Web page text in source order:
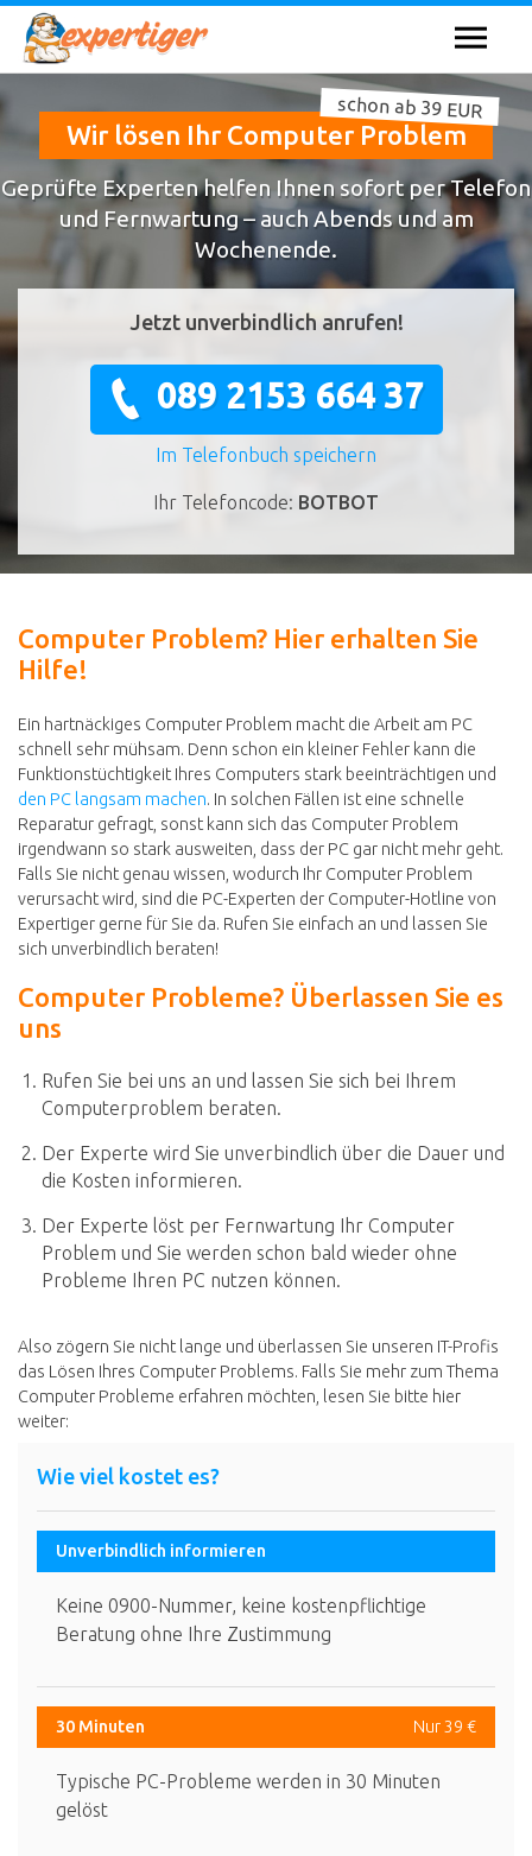
Wir lösen Ihr Computer Problem
schon ab 39 EUR
Geprüfte Experten helfen Ihnen sofort per Telefon
und Fernwartung – auch Abends und am
Wochenende.
Jetzt unverbindlich anrufen!
089 2153 664 37
Im Telefonbuch speichern
Ihr Telefoncode: BOTBOT
Computer Problem? Hier erhalten Sie
Hilfe!
Ein hartnäckiges Computer Problem macht die Arbeit am PC
schnell sehr mühsam. Denn schon ein kleiner Fehler kann die
Funktionstüchtigkeit Ihres Computers stark beeinträchtigen und
den PC langsam machen. In solchen Fällen ist eine schnelle
Reparatur gefragt, sonst kann sich das Computer Problem
irgendwann so stark ausweiten, dass der PC gar nicht mehr geht.
Falls Sie nicht genau wissen, wodurch Ihr Computer Problem
verursacht wird, sind die PC-Experten der Computer-Hotline von
Expertiger gerne für Sie da. Rufen Sie einfach an und lassen Sie
sich unverbindlich beraten!
Computer Probleme? Überlassen Sie es
uns
Rufen Sie bei uns an und lassen Sie sich bei Ihrem
Computerproblem beraten.
Der Experte wird Sie unverbindlich über die Dauer und
die Kosten informieren.
Der Experte löst per Fernwartung Ihr Computer
Problem und Sie werden schon bald wieder ohne
Probleme Ihren PC nutzen können.
Also zögern Sie nicht lange und überlassen Sie unseren IT-Profis
das Lösen Ihres Computer Problems. Falls Sie mehr zum Thema
Computer Probleme erfahren möchten, lesen Sie bitte hier
weiter:
Wie viel kostet es?
Unverbindlich informieren
Keine 0900-Nummer, keine kostenpflichtige
Beratung ohne Ihre Zustimmung
30 Minuten Nur 39 €
Typische PC-Probleme werden in 30 Minuten
gelöst